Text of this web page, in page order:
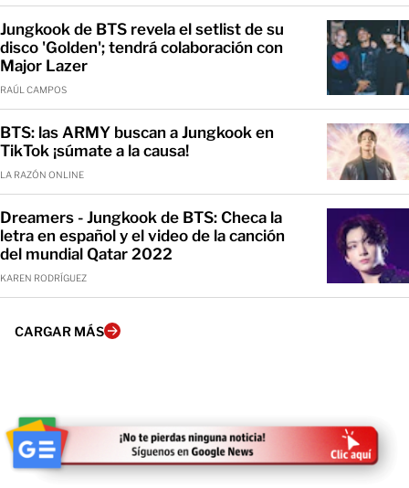
Jungkook de BTS revela el setlist de su
disco 'Golden'; tendrá colaboración con
Major Lazer
RAÚL CAMPOS
BTS: las ARMY buscan a Jungkook en
TikTok ¡súmate a la causa!
LA RAZÓN ONLINE
Dreamers - Jungkook de BTS: Checa la
letra en español y el video de la canción
del mundial Qatar 2022
KAREN RODRÍGUEZ
CARGAR MÁS